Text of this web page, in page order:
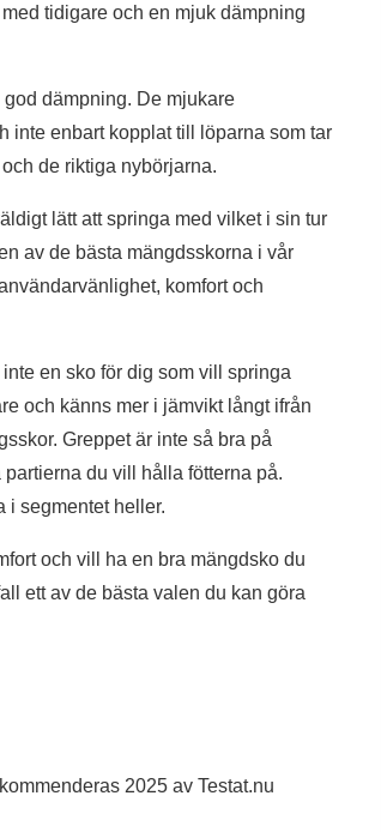
tidigare och en mjuk dämpning
dämpning. De mjukare
inte enbart kopplat till löparna som tar
de riktiga nybörjarna.
lätt att springa med vilket i sin tur
av de bästa mängdsskorna i vår
komfort och
en sko för dig som vill springa
och känns mer i jämvikt långt ifrån
Greppet är inte så bra på
du vill hålla fötterna på.
i segmentet heller.
och vill ha en bra mängdsko du
ett av de bästa valen du kan göra